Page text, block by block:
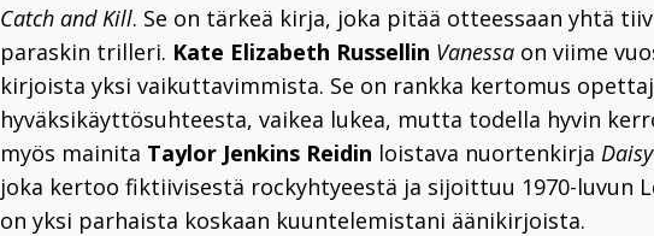
Catch and Kill. Se on tärkeä kirja, joka pitää otteessaan yhtä
paraskin trilleri. Kate Elizabeth Russellin Vanessa on viime
kirjoista yksi vaikuttavimmista. Se on rankka kertomus
hyväksikäyttösuhteesta, vaikea lukea, mutta todella hyvin
myös mainita Taylor Jenkins Reidin loistava nuortenkirja
joka kertoo fiktiivisestä rockyhtyeestä ja sijoittuu 1970-luvun
on yksi parhaista koskaan kuuntelemistani äänikirjoista.